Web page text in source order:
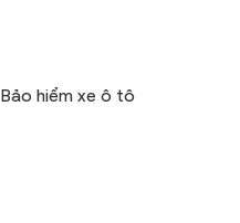
Bảo hiểm xe ô tô